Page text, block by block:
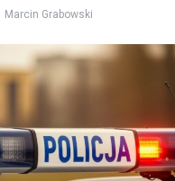
Marcin Grabowski